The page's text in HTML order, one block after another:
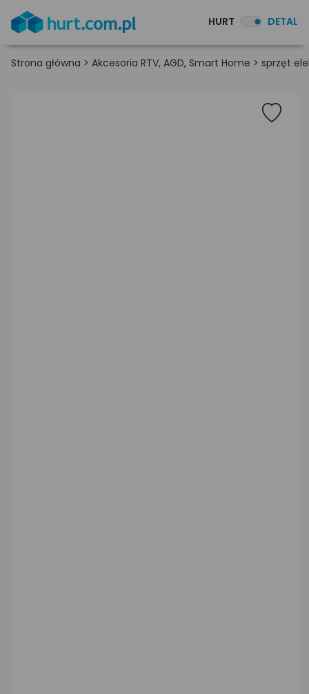
HURT DETAL
Strona główna > Akcesoria RTV, AGD, Smart Home > sprzęt